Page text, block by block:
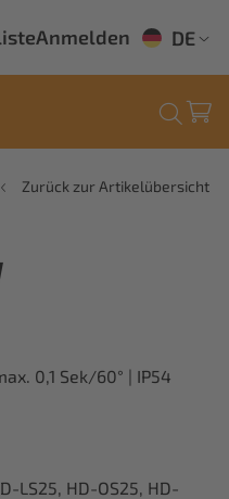
Anmelden DE
Zurück zur Artikelübersicht
0,1 Sek/60° | IP54
LS25, HD-OS25, HD-